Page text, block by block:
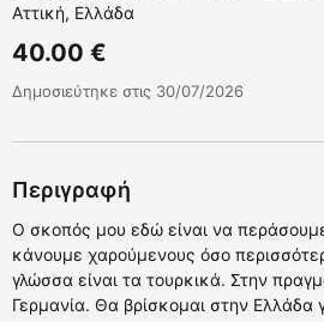
Αττική, Ελλάδα
40.00 €
Δημοσιεύτηκε στις 30/07/2026
Περιγραφή
Ο σκοπός μου εδώ είναι να
κάνουμε χαρούμενους όσο
γλώσσα είναι τα τουρκικά. Στην
Γερμανία. Θα βρίσκομαι στην Ελλάδα